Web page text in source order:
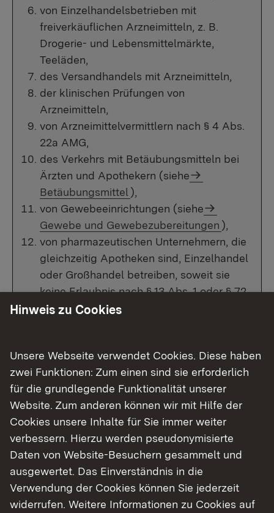
von Einzelhandelsbetrieben mit
freiverkäuflichen Arzneimitteln, z. B.
Drogerie- und Lebensmittelmärkte,
Teeläden,
des Versandhandels mit Arzneimitteln,
der klinischen Prüfungen von
Arzneimitteln,
von Arzneimittelvermittlern nach § 4 Abs.
22a AMG,
des Verkehrs mit Betäubungsmitteln bei
Ärzten und Apothekern (siehe
Betäubungsmittel ),
von Gewebeeinrichtungen (siehe
Gewebe und Gewebezubereitungen ),
von pharmazeutischen Unternehmern, die
gleichzeitig Apotheken sind, Einzelhandel
oder Großhandel betreiben, soweit sie
keine Erlaubnis nach § 13 Abs. 1 oder § 72
Abs. 2 des AMG benötigen,
in Verkehr bringen (Tierdiagnostika),
von Unternehmen, die Arzneimittel lagern
oder transportieren,
der erlaubnisfreien Herstellung von
Arzneimitteln durch Ärzte, Zahnärzte oder
sonst zur Ausübung der Heilkunde bei
menschen befugte Personen,
von Betrieben und Einrichtungen, die
Wirkstoffe herstellen oder importieren, in
den Verkehr bringen oder sonst damit
Hinweis zu Cookies
Unsere Webseite verwendet Cookies. Diese haben
zwei Funktionen: Zum einen sind sie erforderlich
für die grundlegende Funktionalität unserer
Website. Zum anderen können wir mit Hilfe der
Cookies unsere Inhalte für Sie immer weiter
verbessern. Hierzu werden pseudonymisierte
Daten von Website-Besuchern gesammelt und
ausgewertet. Das Einverständnis in die
Verwendung der Cookies können Sie jederzeit
widerrufen. Weitere Informationen zu Cookies auf